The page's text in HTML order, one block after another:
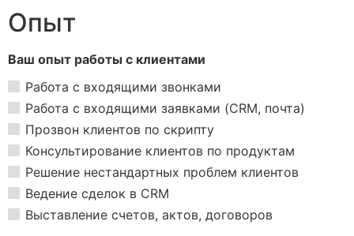
Опыт
Ваш опыт работы с клиентами
Работа с входящими звонками
Работа с входящими заявками (CRM, почта)
Прозвон клиентов по скрипту
Консультирование клиентов по продуктам
Решение нестандартных проблем клиентов
Ведение сделок в CRM
Выставление счетов, актов, договоров